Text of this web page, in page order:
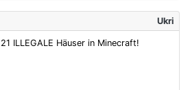
Ukri
21 ILLEGALE Häuser in Minecraft!